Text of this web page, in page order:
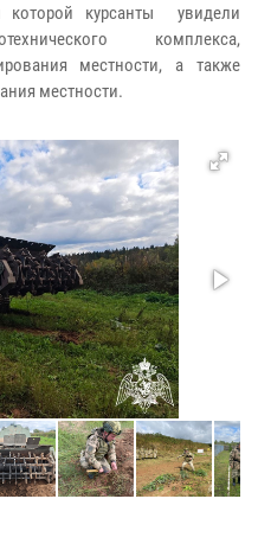
которой курсанты увидели
комплекса,
местности, а также
местности.